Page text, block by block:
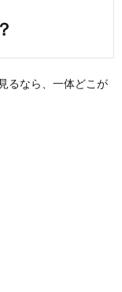
るなら、一体どこが